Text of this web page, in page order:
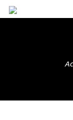
Skip
to